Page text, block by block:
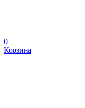
0
Корзина